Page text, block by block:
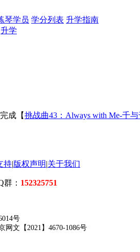
琴学员 学分列表 升学指南
升学
完成【挑战曲43：Always with Me-千
持|版权声明|关于我们
： 152325751
号
网文【2021】4670-1086号